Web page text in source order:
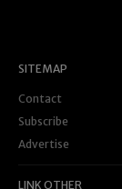
SITEMAP
Contact
Subscribe
Advertise
LINK OTHER